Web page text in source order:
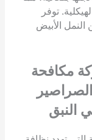
توفر
النمل الأبيض
مكافحة
النبق